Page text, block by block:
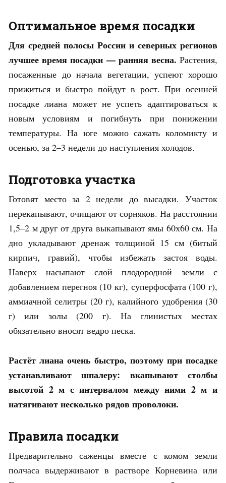
Оптимальное время посадки
Для средней полосы России и северных регионов
лучшее время посадки — ранняя весна. Растения,
посаженные до начала вегетации, успеют хорошо
прижиться и быстро пойдут в рост. При осенней
посадке лиана может не успеть адаптироваться к
новым условиям и погибнуть при понижении
температуры. На юге можно сажать коломикту и
осенью, за 2–3 недели до наступления холодов.
Подготовка участка
Готовят место за 2 недели до высадки. Участок
перекапывают, очищают от сорняков. На расстоянии
1,5–2 м друг от друга выкапывают ямы 60х60 см. На
дно укладывают дренаж толщиной 15 см (битый
кирпич, гравий), чтобы избежать застоя воды.
Наверх насыпают слой плодородной земли с
добавлением перегноя (10 кг), суперфосфата (100 г),
аммиачной селитры (20 г), калийного удобрения (30
г) или золы (200 г). На глинистых местах
обязательно вносят ведро песка.
Растёт лиана очень быстро, поэтому при посадке
устанавливают шпалеру: вкапывают столбы
высотой 2 м с интервалом между ними 2 м и
натягивают несколько рядов проволоки.
Правила посадки
Предварительно саженцы вместе с комом земли
полчаса выдерживают в растворе Корневина или